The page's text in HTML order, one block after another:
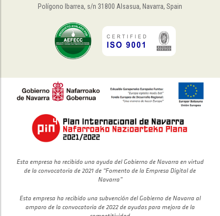
Polígono Ibarrea, s/n 31800 Alsasua, Navarra, Spain
Esta empresa ha recibido una ayuda del Gobierno de Navarra en virtud
de la convocatoria de 2021 de “Fomento de la Empresa Digital de
Navarra”
Esta empresa ha recibido una subvención del Gobierno de Navarra al
amparo de la convocatoria de 2022 de ayudas para mejora de la